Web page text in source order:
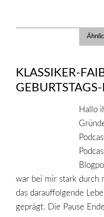
KLASSIKER-
Hallo
war bei mir stark durch
das darauffolgende
geprägt. Die Pause